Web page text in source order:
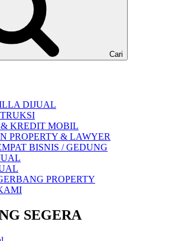
Cari
DIJUAL
KREDIT MOBIL
PROPERTY & LAWYER
BISNIS / GEDUNG
PROPERTY
SEGERA